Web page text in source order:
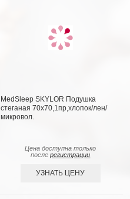
MedSleep SKYLOR Подушка
стеганая 70х70,1пр,хлопок/лен/
микровол.
Цена доступна только
послерегистрации
УЗНАТЬ ЦЕНУ